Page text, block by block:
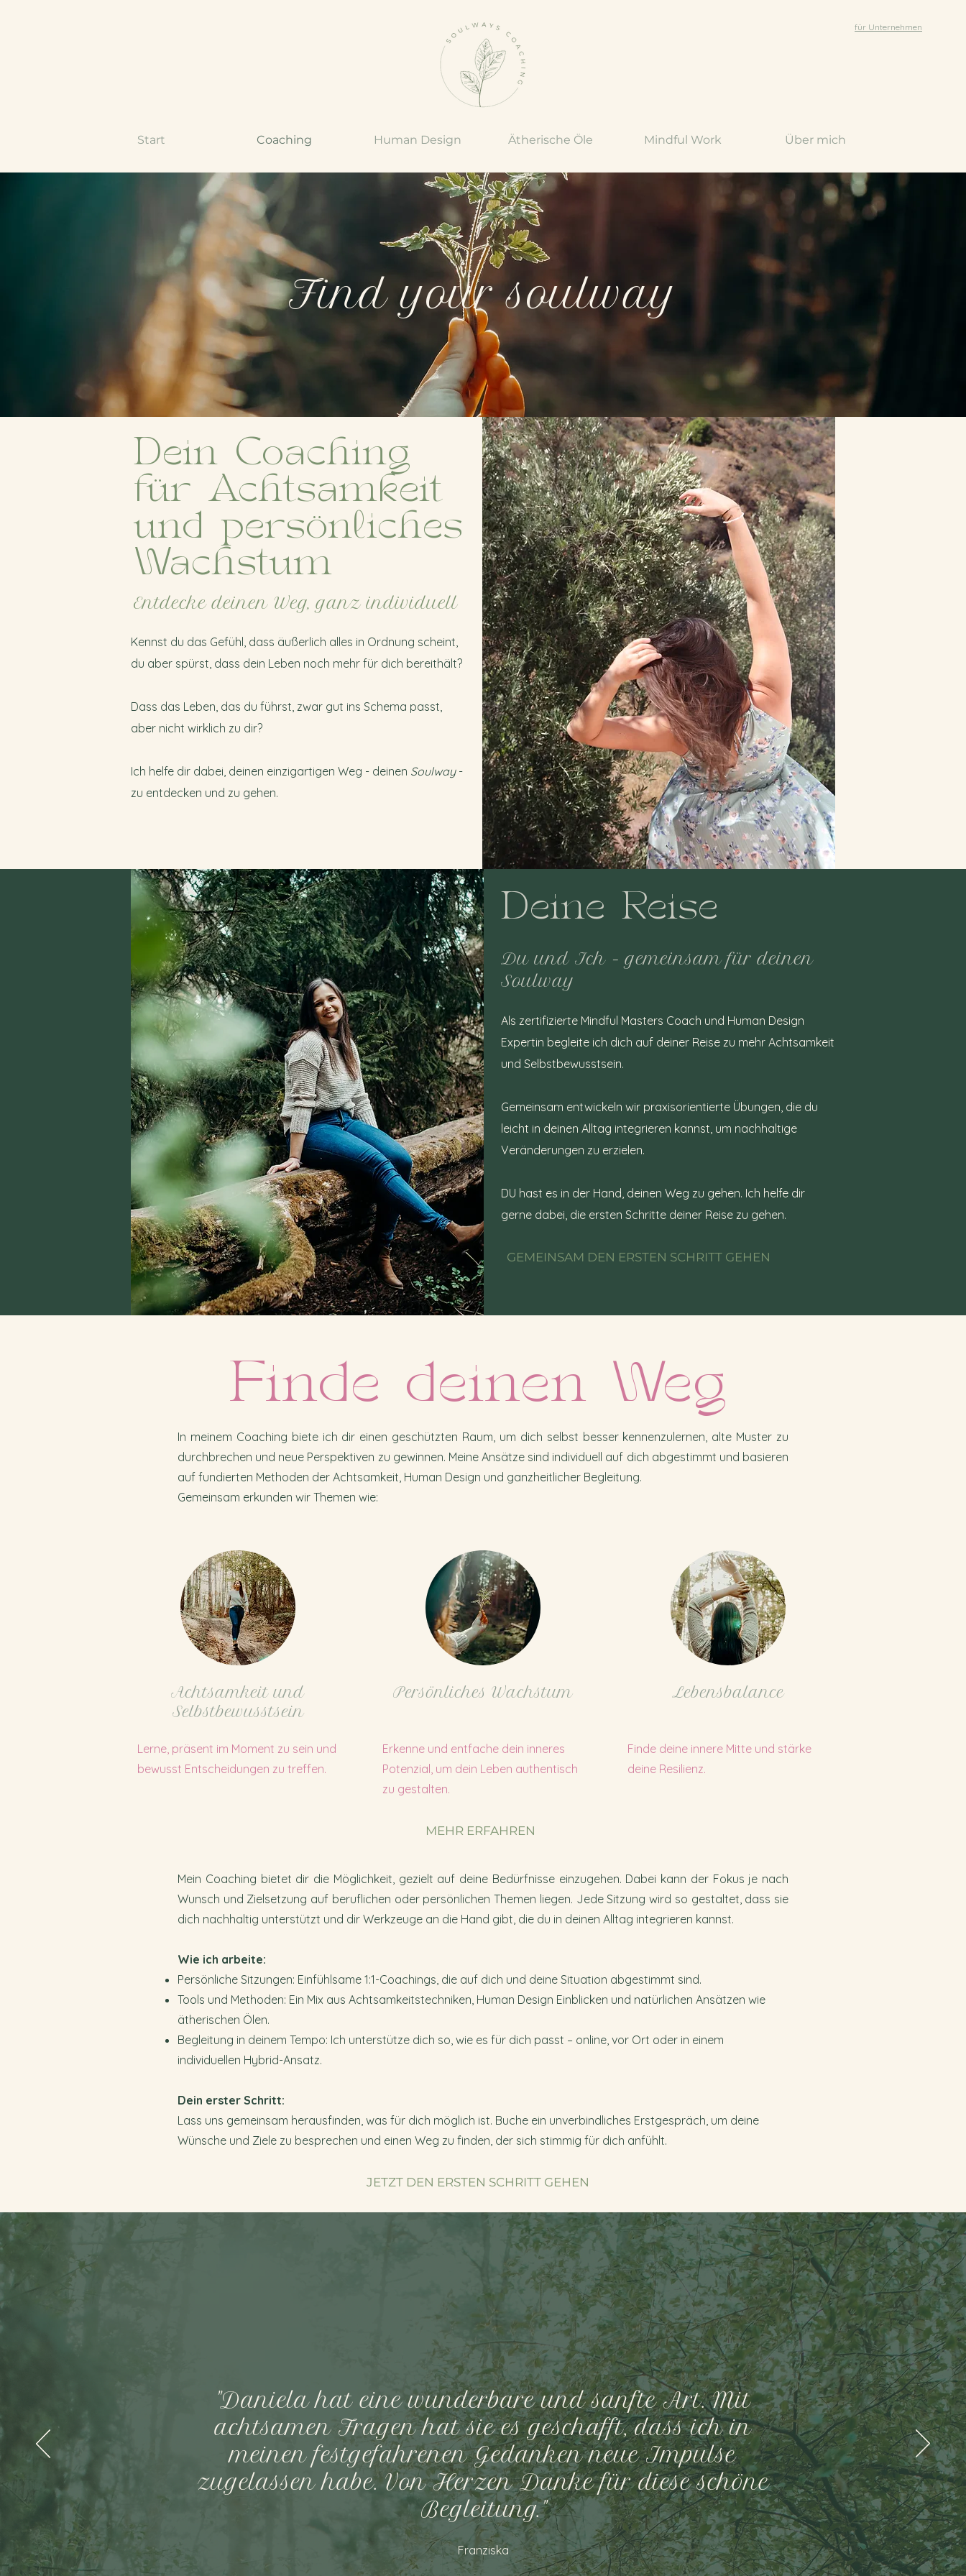
für Unternehmen
Start Coaching Human Design Ätherische Öle Mindful Work Über mich
Find your soulway
Dein Coaching
für Achtsamkeit
und persönliches
Wachstum
Entdecke deinen Weg, ganz individuell
Kennst du das Gefühl, dass äußerlich alles in Ordnung scheint,
du aber spürst, dass dein Leben noch mehr für dich bereithält?
Dass das Leben, das du führst, zwar gut ins Schema passt,
aber nicht wirklich zu dir?
Ich helfe dir dabei, deinen einzigartigen Weg - deinen Soulway-
zu entdecken und zu gehen.
Deine Reise
Du und Ich - gemeinsam für deinen
Soulway
Als zertifizierte Mindful Masters Coach und Human Design
Expertin begleite ich dich auf deiner Reise zu mehr Achtsamkeit
und Selbstbewusstsein.
Gemeinsam entwickeln wir praxisorientierte Übungen, die du
leicht in deinen Alltag integrieren kannst, um nachhaltige
Veränderungen zu erzielen.
DU hast es in der Hand, deinen Weg zu gehen. Ich helfe dir
gerne dabei, die ersten Schritte deiner Reise zu gehen.
GEMEINSAM DEN ERSTEN SCHRITT GEHEN
Finde deinen Weg
In meinem Coaching biete ich dir einen geschützten Raum, um dich selbst besser kennenzulernen, alte Muster zu
durchbrechen und neue Perspektiven zu gewinnen. Meine Ansätze sind individuell auf dich abgestimmt und basieren
auf fundierten Methoden der Achtsamkeit, Human Design und ganzheitlicher Begleitung.
Gemeinsam erkunden wir Themen wie:
Achtsamkeit und
Selbstbewusstsein
Lerne, präsent im Moment zu sein und
bewusst Entscheidungen zu treffen.
Persönliches Wachstum
Erkenne und entfache dein inneres
Potenzial, um dein Leben authentisch
zu gestalten.
Lebensbalance
Finde deine innere Mitte und stärke
deine Resilienz.
MEHR ERFAHREN
Mein Coaching bietet dir die Möglichkeit, gezielt auf deine Bedürfnisse einzugehen. Dabei kann der Fokus je nach
Wunsch und Zielsetzung auf beruflichen oder persönlichen Themen liegen. Jede Sitzung wird so gestaltet, dass sie
dich nachhaltig unterstützt und dir Werkzeuge an die Hand gibt, die du in deinen Alltag integrieren kannst.
Wie ich arbeite:
Persönliche Sitzungen: Einfühlsame 1:1-Coachings, die auf dich und deine Situation abgestimmt sind.
Tools und Methoden: Ein Mix aus Achtsamkeitstechniken, Human Design Einblicken und natürlichen Ansätzen wie
ätherischen Ölen.
Begleitung in deinem Tempo: Ich unterstütze dich so, wie es für dich passt – online, vor Ort oder in einem
individuellen Hybrid-Ansatz.
Dein erster Schritt:
Lass uns gemeinsam herausfinden, was für dich möglich ist. Buche ein unverbindliches Erstgespräch, um deine
Wünsche und Ziele zu besprechen und einen Weg zu finden, der sich stimmig für dich anfühlt.
JETZT DEN ERSTEN SCHRITT GEHEN
"Daniela hat eine wunderbare und sanfte Art. Mit
achtsamen Fragen hat sie es geschafft, dass ich in
meinen festgefahrenen Gedanken neue Impulse
zugelassen habe. Von Herzen Danke für diese schöne
Begleitung."
Franziska